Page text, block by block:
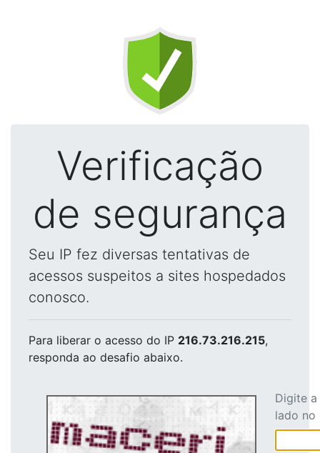
Verificação
de segurança
Seu IP fez diversas tentativas de
acessos suspeitos a sites hospedados
conosco.
Para liberar o acesso do IP 216.73.216.215,
responda ao desafio abaixo.
Digite
lado no